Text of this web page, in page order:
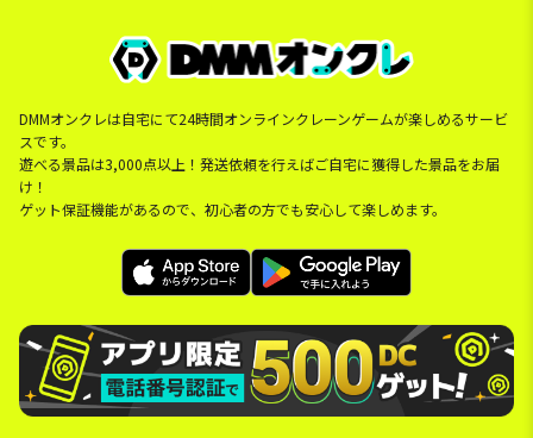
DMMオンクレは自宅にて24時間オンラインクレーンゲームが楽しめるサービ
スです。
遊べる景品は3,000点以上！発送依頼を行えばご自宅に獲得した景品をお届
け！
ゲット保証機能があるので、初心者の方でも安心して楽しめます。